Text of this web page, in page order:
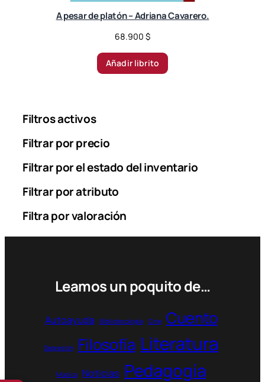
A pesar de platón – Adriana Cavarero.
68.900 $
Añadir librito
Filtros activos
Filtrar por precio
Filtrar por el estado del inventario
Filtrar por atributo
Filtra por valoración
Leamos un poquito de…
Autoayuda Bibliotecología Cine Cuento
Depresión Filosofía Literatura
Música Noticias Pedagogía